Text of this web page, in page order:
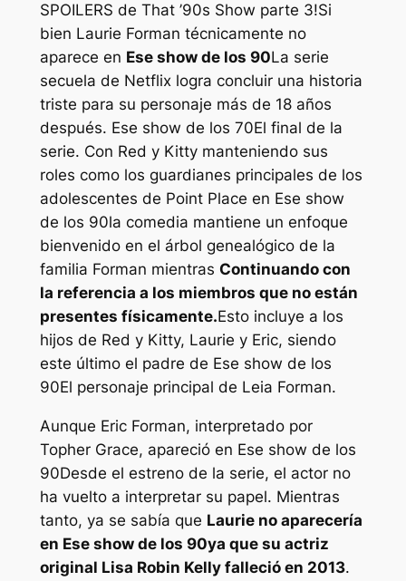
SPOILERS de That ’90s Show parte 3!Si
bien Laurie Forman técnicamente no
aparece en Ese show de los 90La serie
secuela de Netflix logra concluir una historia
triste para su personaje más de 18 años
después. Ese show de los 70El final de la
serie. Con Red y Kitty manteniendo sus
roles como los guardianes principales de los
adolescentes de Point Place en Ese show
de los 90la comedia mantiene un enfoque
bienvenido en el árbol genealógico de la
familia Forman mientras Continuando con
la referencia a los miembros que no están
presentes físicamente.Esto incluye a los
hijos de Red y Kitty, Laurie y Eric, siendo
este último el padre de Ese show de los
90El personaje principal de Leia Forman.
Aunque Eric Forman, interpretado por
Topher Grace, apareció en Ese show de los
90Desde el estreno de la serie, el actor no
ha vuelto a interpretar su papel. Mientras
tanto, ya se sabía que Laurie no aparecería
en Ese show de los 90ya que su actriz
original Lisa Robin Kelly falleció en 2013.